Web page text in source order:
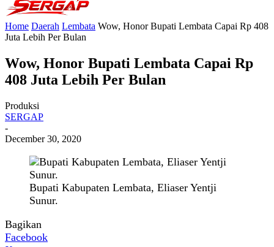
Home Daerah Lembata Wow, Honor Bupati Lembata Capai Rp 408
Juta Lebih Per Bulan
Wow, Honor Bupati Lembata Capai Rp
408 Juta Lebih Per Bulan
Produksi
SERGAP
-
December 30, 2020
Bupati Kabupaten Lembata, Eliaser Yentji
Sunur.
Bagikan
Facebook